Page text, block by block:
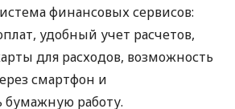
финансовых сервисов:
удобный учет расчетов,
для расходов, возможность
смартфон и
работу.